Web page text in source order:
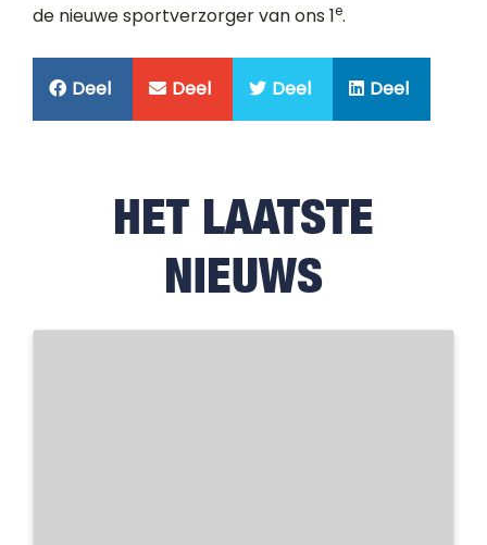
de nieuwe sportverzorger van ons 1e.
Deel Deel Deel Deel
HET LAATSTE
NIEUWS